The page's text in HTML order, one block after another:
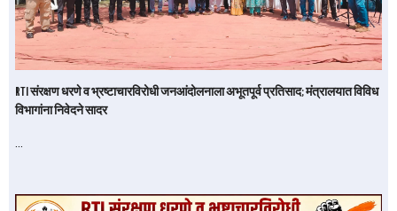
RTI संरक्षण धरणे व भ्रष्टाचारविरोधी जनआंदोलनाला अभूतपूर्व प्रतिसाद; मंत्रालयात विविध
विभागांना निवेदने सादर
…